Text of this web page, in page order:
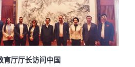
育厅厅长访问中国